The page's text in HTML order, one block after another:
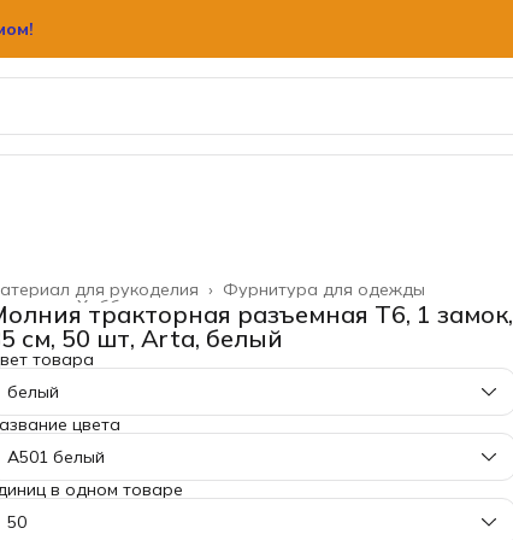
Фурнитура для одежды
для рукоделия ›
Хобби и творчество ›
›
тракторная разъемная Т6, 1 замок,
см, 50 шт, Arta, белый
товара
белый
цвета
A501 белый
в одном товаре
50